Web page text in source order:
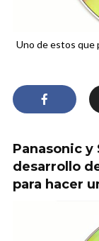
Uno de estos que
Panasonic y
desarrollo
para hacer